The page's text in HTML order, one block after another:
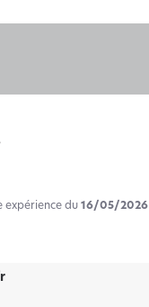
expérience du16/05/2026